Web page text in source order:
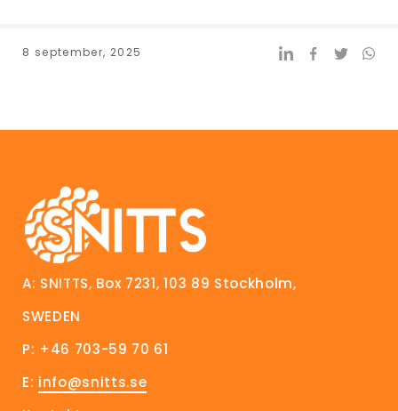
8 september, 2025
A: SNITTS, Box 7231, 103 89 Stockholm,
SWEDEN
P: +46 703-59 70 61
E: info@snitts.se